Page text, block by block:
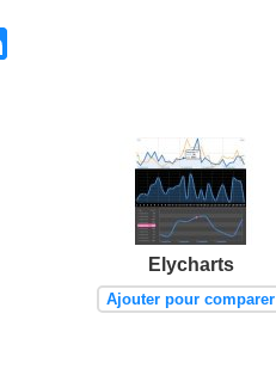
Elycharts
Ajouter pour comparer